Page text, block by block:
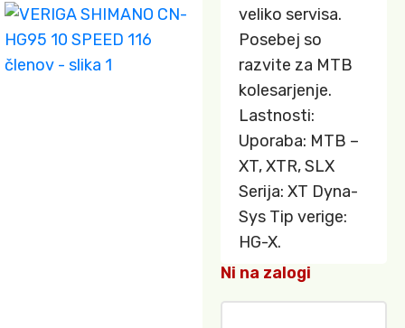
veliko servisa.
Posebej so
razvite za MTB
kolesarjenje.
Lastnosti:
Uporaba: MTB –
XT, XTR, SLX
Serija: XT Dyna-
Sys Tip verige:
HG-X.
Ni na zalogi